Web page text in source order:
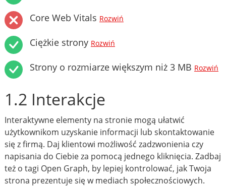
Core Web Vitals Rozwiń
Ciężkie strony Rozwiń
Strony o rozmiarze większym niż 3 MB Rozwiń
1.2 Interakcje
Interaktywne elementy na stronie mogą ułatwić
użytkownikom uzyskanie informacji lub skontaktowanie
się z firmą. Daj klientowi możliwość zadzwonienia czy
napisania do Ciebie za pomocą jednego kliknięcia. Zadbaj
też o tagi Open Graph, by lepiej kontrolować, jak Twoja
strona prezentuje się w mediach społecznościowych.